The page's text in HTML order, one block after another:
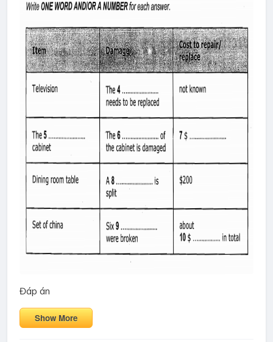
Đáp án
Show More